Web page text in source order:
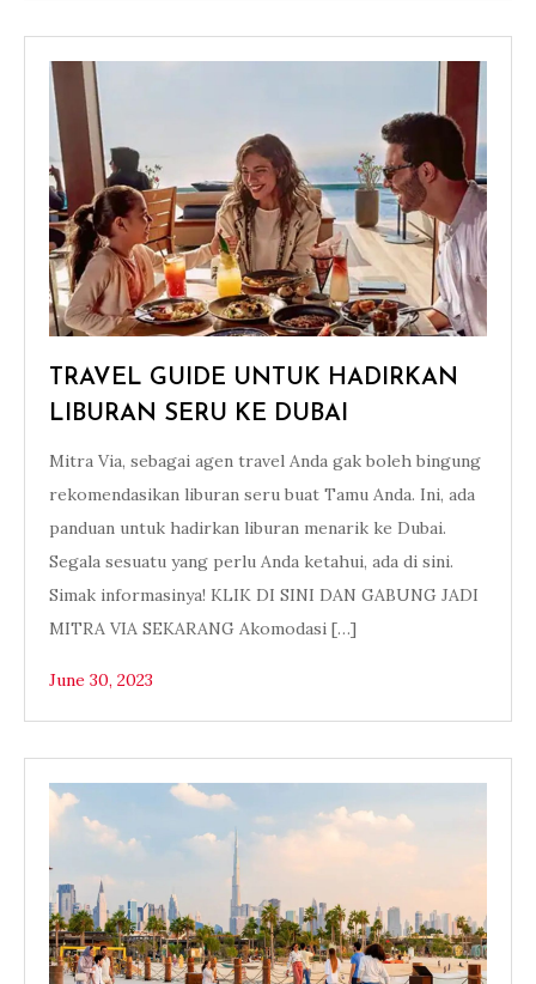
TRAVEL GUIDE UNTUK HADIRKAN
LIBURAN SERU KE DUBAI
Mitra Via, sebagai agen travel Anda gak boleh bingung
rekomendasikan liburan seru buat Tamu Anda. Ini, ada
panduan untuk hadirkan liburan menarik ke Dubai.
Segala sesuatu yang perlu Anda ketahui, ada di sini.
Simak informasinya! KLIK DI SINI DAN GABUNG JADI
MITRA VIA SEKARANG Akomodasi […]
June 30, 2023